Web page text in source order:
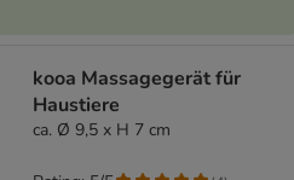
kooa Massagegerät für
Haustiere
ca. Ø 9,5 x H 7 cm